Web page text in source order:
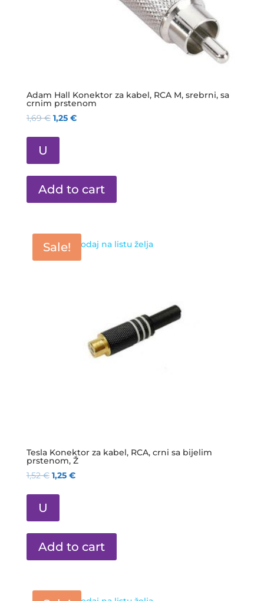
Adam Hall Konektor za kabel, RCA M, srebrni, sa
crnim prstenom
1,69€ 1,25 €
U
Add to cart
Sale!
Tesla Konektor za kabel, RCA, crni sa bijelim
prstenom, Ž
1,52€ 1,25 €
U
Dodaj na listu želja
Add to cart